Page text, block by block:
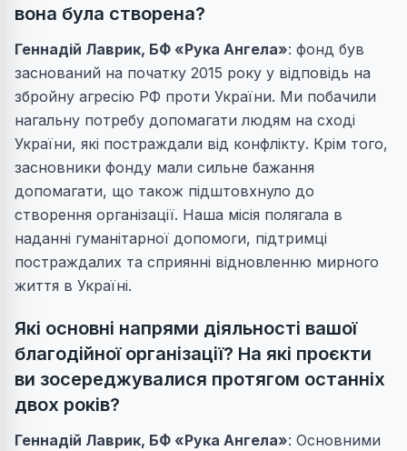
вона була створена?
Геннадій Лаврик, БФ «Рука Ангела»: фонд був
заснований на початку 2015 року у відповідь на
збройну агресію РФ проти України. Ми побачили
нагальну потребу допомагати людям на сході
України, які постраждали від конфлікту. Крім того,
засновники фонду мали сильне бажання
допомагати, що також підштовхнуло до
створення організації. Наша місія полягала в
наданні гуманітарної допомоги, підтримці
постраждалих та сприянні відновленню мирного
життя в Україні.
Які основні напрями діяльності вашої
благодійної організації? На які проєкти
ви зосереджувалися протягом останніх
двох років?
Геннадій Лаврик, БФ «Рука Ангела»: Основними